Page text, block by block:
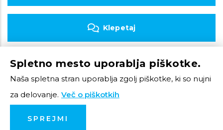
Klepetaj
Piši e-pošto
Spletno mesto uporablja piškotke.
Naša spletna stran uporablja zgolj piškotke, ki so nujni
za delovanje. Več o piškotkih
SPREJMI